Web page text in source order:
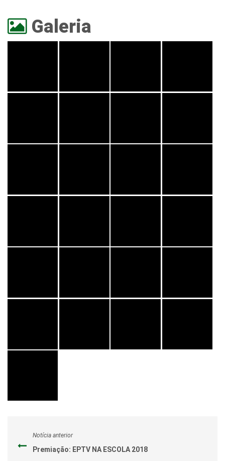
Galeria
Notícia anterior
Premiação: EPTV NA ESCOLA 2018